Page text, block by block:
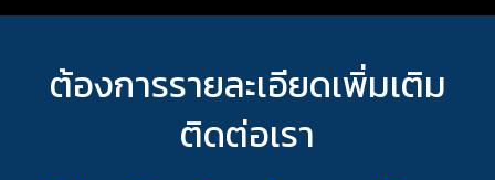
ต้องการรายละเอียดเพิ่มเติม
ติดต่อเรา